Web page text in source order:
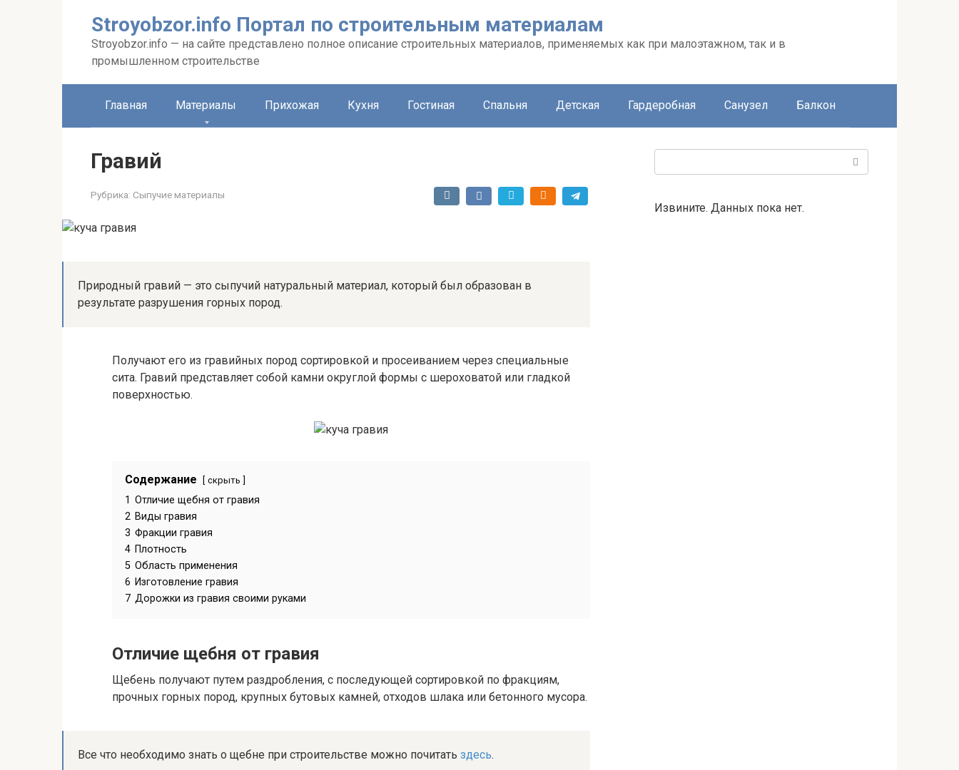
Stroyobzor.info Портал по строительным материалам
Stroyobzor.info — на сайте представлено полное описание строительных материалов, применяемых как при малоэтажном, так и в
промышленном строительстве
Главная Материалы Прихожая Кухня Гостиная Спальня Детская Гардеробная Санузел Балкон
Гравий
Рубрика: Сыпучие материалы
Природный гравий — это сыпучий натуральный материал, который был образован в
результате разрушения горных пород.
Получают его из гравийных пород сортировкой и просеиванием через специальные
сита. Гравий представляет собой камни округлой формы с шероховатой или гладкой
поверхностью.
Содержание скрыть
1 Отличие щебня от гравия
2 Виды гравия
3 Фракции гравия
4 Плотность
5 Область применения
6 Изготовление гравия
7 Дорожки из гравия своими руками
Отличие щебня от гравия
Щебень получают путем раздробления, с последующей сортировкой по фракциям,
прочных горных пород, крупных бутовых камней, отходов шлака или бетонного мусора.
Все что необходимо знать о щебне при строительстве можно почитать здесь.
Извините. Данных пока нет.